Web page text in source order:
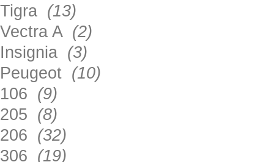
Tigra (13)
Vectra A (2)
Insignia (3)
Peugeot (10)
106 (9)
205 (8)
206 (32)
306 (19)